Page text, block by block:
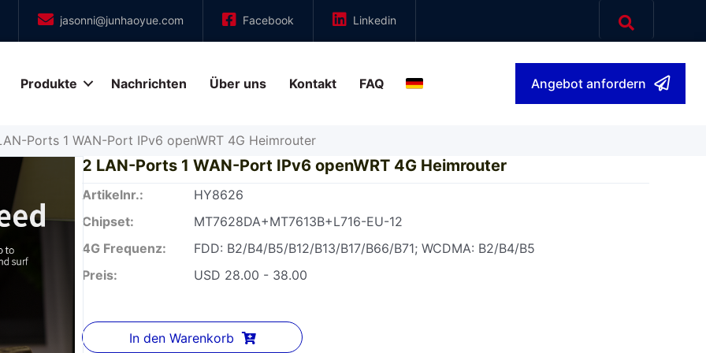
jasonni@junhaoyue.com Facebook Linkedin
Produkte Nachrichten Über uns Kontakt FAQ Angebot anfordern
Ports 1 WAN-Port IPv6 openWRT 4G Heimrouter
2 LAN-Ports 1 WAN-Port IPv6 openWRT 4G Heimrouter
Artikelnr.:
HY8626
Chipset:
MT7628DA+MT7613B+L716-EU-12
4G Frequenz:
FDD: B2/B4/B5/B12/B13/B17/B66/B71; WCDMA: B2/B4/B5
Preis:
USD 28.00 - 38.00
In den Warenkorb